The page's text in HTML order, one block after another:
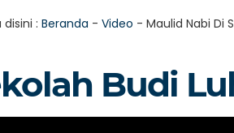
disini : Beranda - Video - Maulid Nabi Di
Budi